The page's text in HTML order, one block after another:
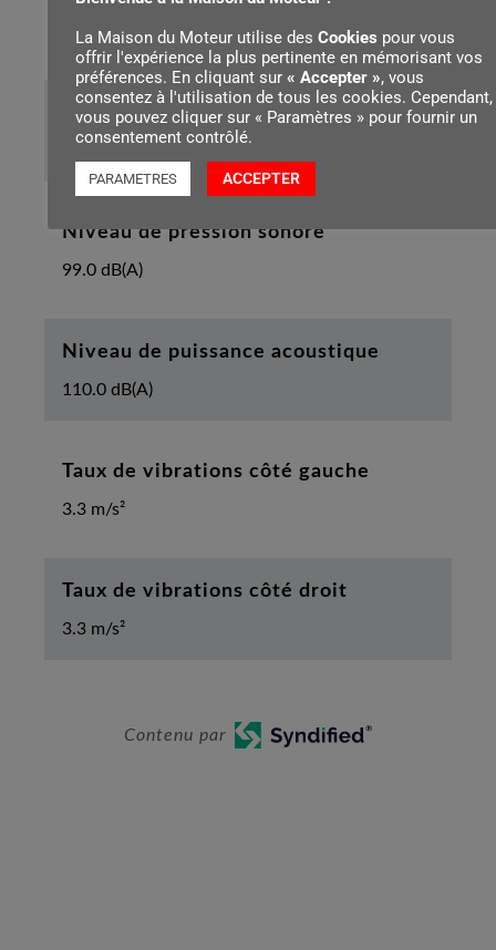
3/8"P
Longueur de l’appareil avec griffe
Niveau de pression sonore
99.0 dB(A)
Niveau de puissance acoustique
110.0 dB(A)
Taux de vibrations côté gauche
3.3 m/s²
Taux de vibrations côté droit
3.3 m/s²
Contenu par
La Maison du Moteur utilise des Cookies pour vous
offrir l'expérience la plus pertinente en mémorisant vos
préférences. En cliquant sur « Accepter », vous
consentez à l'utilisation de tous les cookies. Cependant,
vous pouvez cliquer sur « Paramètres » pour fournir un
consentement contrôlé.
PARAMETRES ACCEPTER